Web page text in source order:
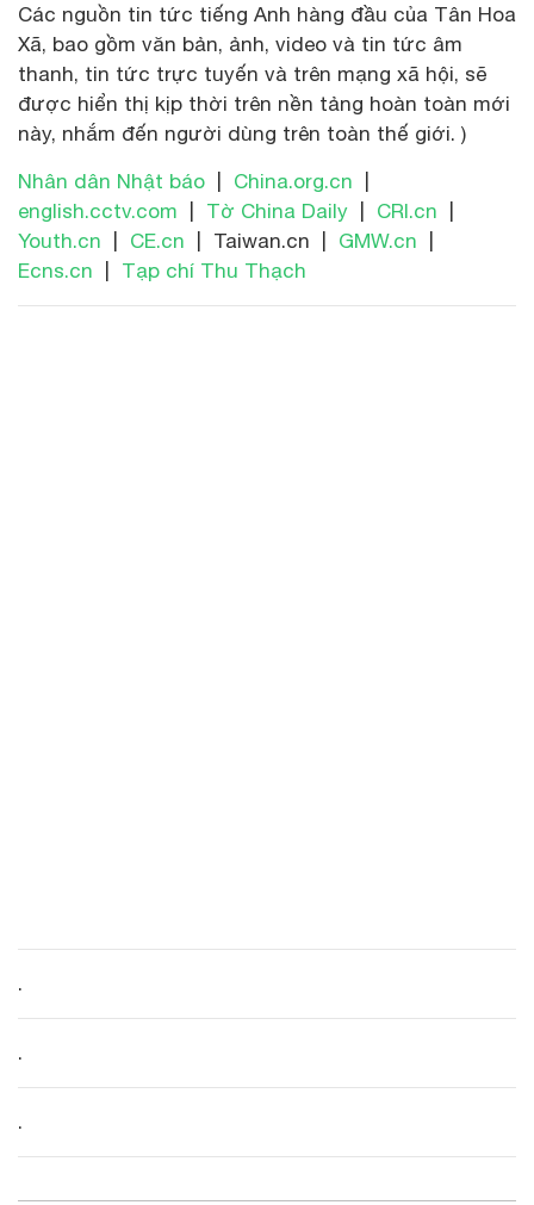
Các nguồn tin tức tiếng Anh hàng đầu của Tân Hoa
Xã, bao gồm văn bản, ảnh, video và tin tức âm
thanh, tin tức trực tuyến và trên mạng xã hội, sẽ
được hiển thị kịp thời trên nền tảng hoàn toàn mới
này, nhắm đến người dùng trên toàn thế giới. )
Nhân dân Nhật báo
China.org.cn
english.cctv.com
Tờ China Daily CRI.cn
Youth.cn
CE.cn | Taiwan.cn | GMW.cn
Ecns.cn
Tạp chí Thu Thạch
.
.
.